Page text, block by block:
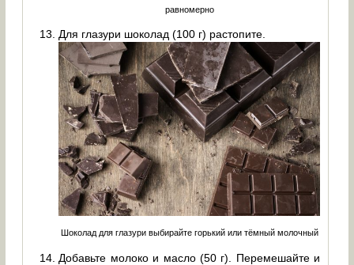
равномерно
Для глазури шоколад (100 г) растопите.
Шоколад для глазури выбирайте горький или тёмный молочный
Добавьте молоко и масло (50 г). Перемешайте и